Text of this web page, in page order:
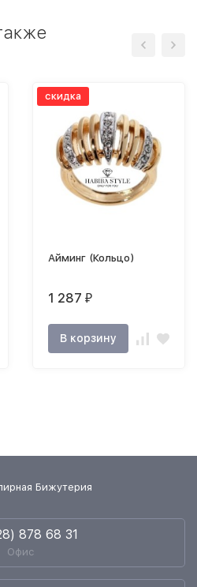
скидка
Айминг (Кольцо)
1 287 ₽
В корзину
Бижутерия
878 68 31
Офис